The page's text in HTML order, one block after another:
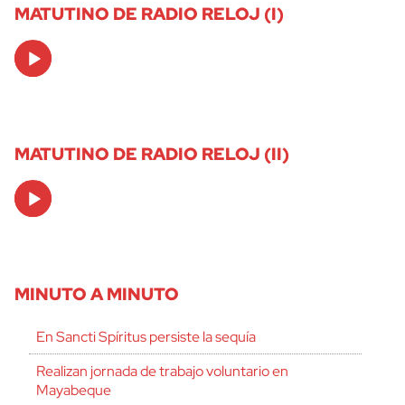
MATUTINO DE RADIO RELOJ (I)
Audio
Player
MATUTINO DE RADIO RELOJ (II)
Audio
Player
MINUTO A MINUTO
En Sancti Spíritus persiste la sequía
Realizan jornada de trabajo voluntario en
Mayabeque